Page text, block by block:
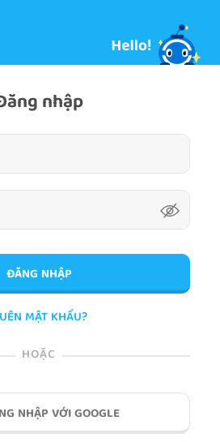
nhập
ĐĂNG NHẬP
MẬT KHẨU?
HOẶC
NHẬP VỚI GOOGLE